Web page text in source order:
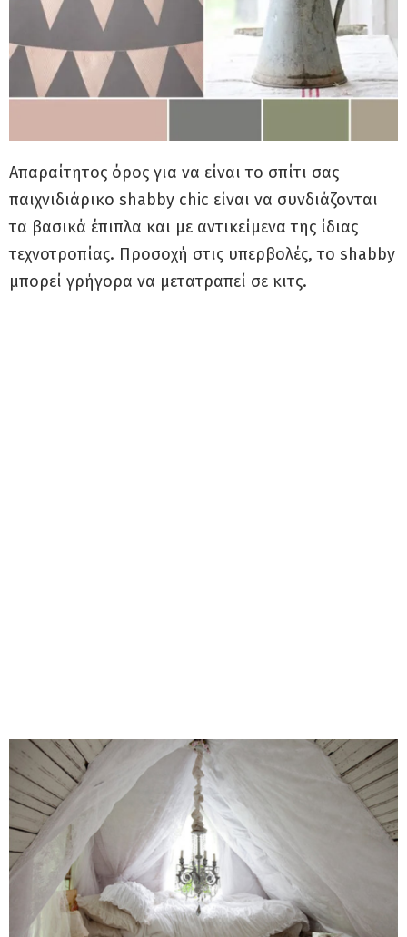
Απαραίτητος όρος για να είναι το σπίτι σας
παιχνιδιάρικο shabby chic είναι να συνδιάζονται
τα βασικά έπιπλα και με αντικείμενα της ίδιας
τεχνοτροπίας. Προσοχή στις υπερβολές, το shabby
μπορεί γρήγορα να μετατραπεί σε κιτς.